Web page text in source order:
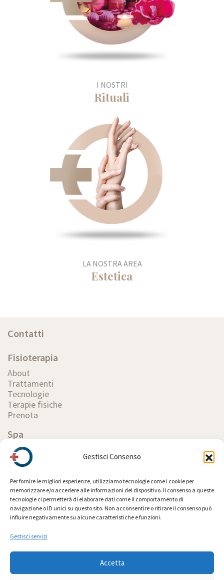
Gestisci Consenso
Per fornire le migliori esperienze, utilizziamo tecnologie come i cookie per
memorizzare e/o accedere alle informazioni del dispositivo. Il consenso a queste
tecnologie ci permetterà di elaborare dati come il comportamento di
navigazione o ID unici su questo sito. Non acconsentire o ritirare il consenso può
influire negativamente su alcune caratteristiche e funzioni.
Gestisci servizi
Accetta
I NOSTRI
Rituali
LA NOSTRA AREA
Estetica
Contatti
Fisioterapia
About
Trattamenti
Tecnologie
Terapie fisiche
Prenota
Spa
About
Ambienti
Trattamenti
Rituali
Wellness
Estetica
Spa Etiquette
Prenota
Listino prezzi
Revive